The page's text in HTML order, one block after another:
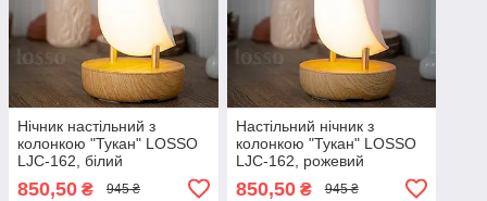
Нічник настільний з
колонкою "Тукан" LOSSO
LJC-162, білий
850,50 ₴ 945 ₴
Настільний нічник з
колонкою "Тукан" LOSSO
LJC-162, рожевий
850,50₴ 945 ₴